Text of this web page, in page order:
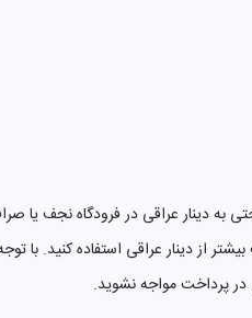
دینار عراقی در فرودگاه نجف یا
از دینار عراقی استفاده کنید. با
در پرداخت مواجه نشوید.